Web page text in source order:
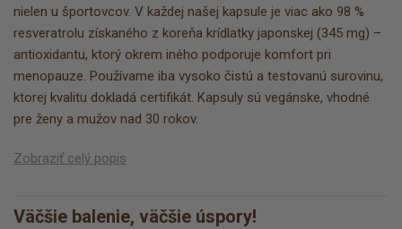
nielen u športovcov. V každej našej kapsule je viac ako 98 %
resveratrolu získaného z koreňa krídlatky japonskej (345 mg) –
antioxidantu, ktorý okrem iného podporuje komfort pri
menopauze. Používame iba vysoko čistú a testovanú surovinu,
ktorej kvalitu dokladá certifikát. Kapsuly sú vegánske, vhodné
pre ženy a mužov nad 30 rokov.
Zobraziť celý popis
Väčšie balenie, väčšie úspory!